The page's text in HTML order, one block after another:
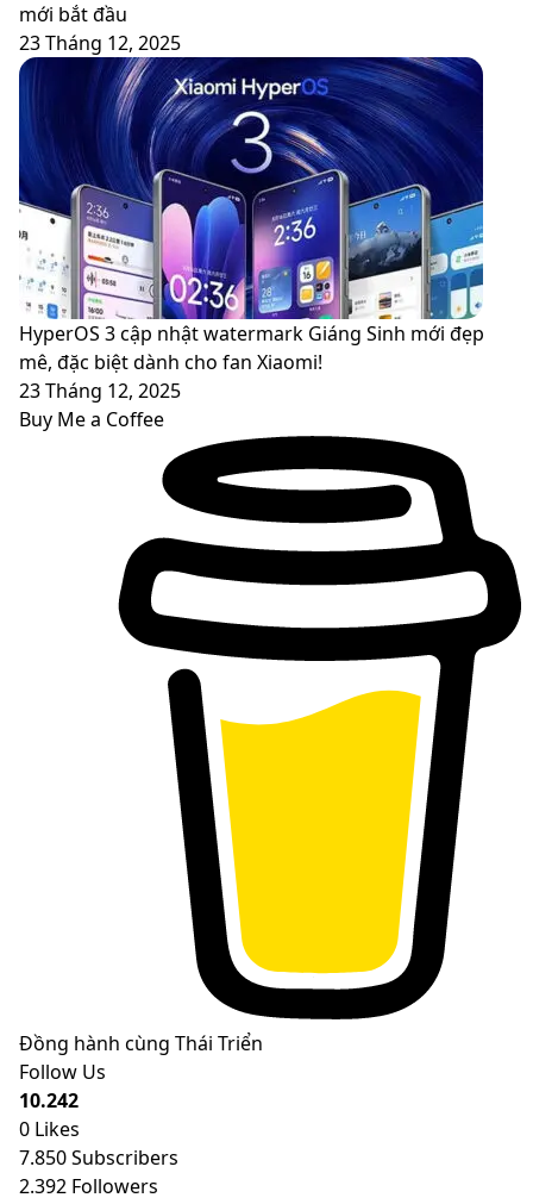
mới bắt đầu
23 Tháng 12, 2025
HyperOS 3 cập nhật watermark Giáng Sinh mới đẹp
mê, đặc biệt dành cho fan Xiaomi!
23 Tháng 12, 2025
Buy Me a Coffee
Đồng hành cùng Thái Triển
Follow Us
10.242
0 Likes
7.850Subscribers
2.392 Followers